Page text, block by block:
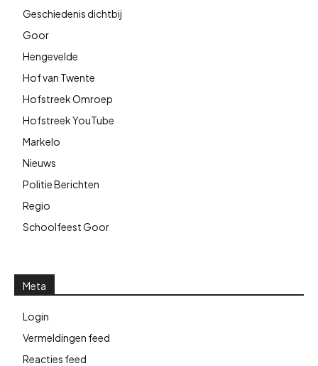
Geschiedenis dichtbij
Goor
Hengevelde
Hof van Twente
Hofstreek Omroep
Hofstreek YouTube
Markelo
Nieuws
Politie Berichten
Regio
Schoolfeest Goor
Meta
Login
Vermeldingen feed
Reacties feed